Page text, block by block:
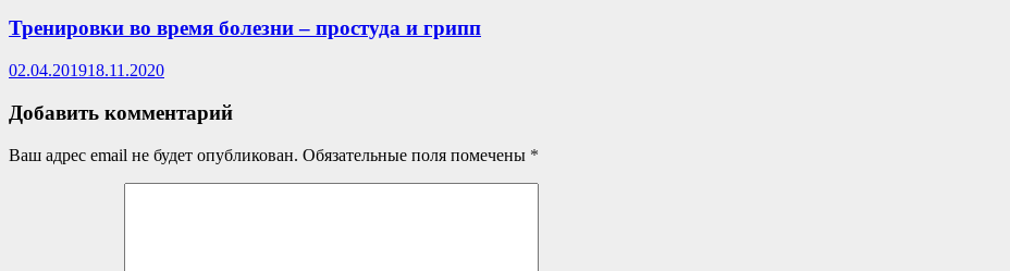
Тренировки во время болезни – простуда и грипп
02.04.201918.11.2020
Добавить комментарий
Ваш адрес email не будет опубликован. Обязательные поля помечены *